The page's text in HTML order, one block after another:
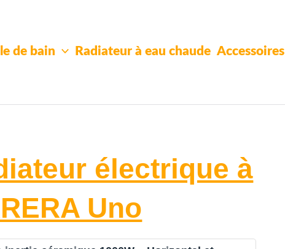
de bain Radiateur à eau chaude Accessoires
électrique à
Uno